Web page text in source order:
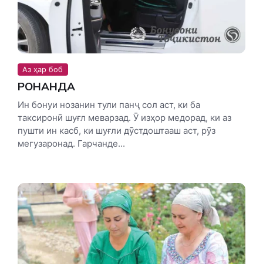
Аз ҳар боб
РОНАНДА
Ин бонуи нозанин тули панҷ сол аст, ки ба
таксиронӣ шуғл меварзад. Ӯ изҳор медорад, ки аз
пушти ин касб, ки шуғли дӯстдоштааш аст, рӯз
мегузаронад. Гарчанде...